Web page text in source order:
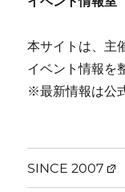
本サイトは、主
イベント情報を
※最新情報は公
SINCE 2007